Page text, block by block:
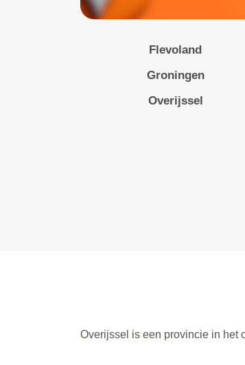
Flevoland
Groningen
Overijssel
Overijssel is een provincie in het